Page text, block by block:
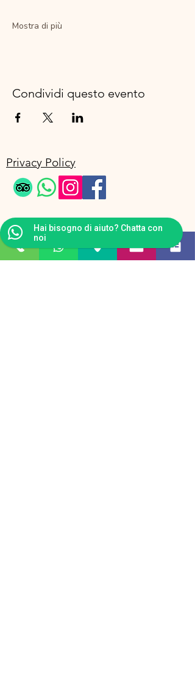
Mostra di più
Condividi questo evento
Privacy Policy
Hai bisogno di aiuto? Chatta con
noi